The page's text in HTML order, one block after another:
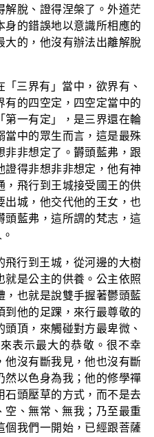
解脫、證得涅槃了。外道茫
身的錯誤地以意識所相應的
大的，他沒有辦法出離解脫
三界有」當中，欲界有、
有的四空定，四空定當中的
第一有定」，是三界還在輪
當中的眾生而言，這是最殊
非非想定了。欝頭藍弗，跟
證得非想非非想定，他有神
，飛行到王城接受國王的供
出城，他交代他的王女，也
頭藍弗，這所謂的梵志，這
飛行到王城，從河邊的大樹
就是公主的供養。公主依照
，也就是說雙手握著鬱頭藍
到他的足踝，來行最尊敬的
頂，來觸碰對方最卑微、
表示最大的恭敬。很不幸
他沒有斷我見，他也沒有斷
然以色身為我；他的修學禪
石頭壓草的方式，而不是去
、無常、無我；乃至最重
個我們一開始，已經跟菩薩